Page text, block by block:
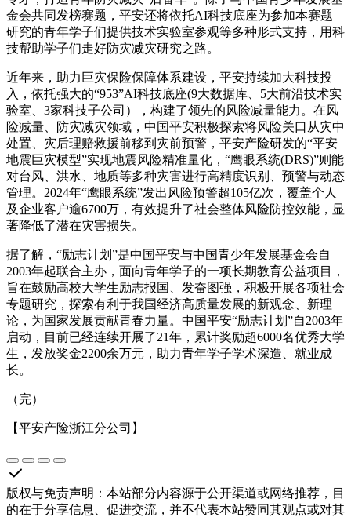
金会共同发榜赛题，平安还将依托AI科技底座为参加本赛题
研究的青年学子们提供技术实验室参观等多种形式支持，用科
技帮助学子们走好防灾减灾研究之路。
近年来，助力巨灾保险保障体系建设，平安持续加大科技投
入，依托强大的“953”AI科技底座(9大数据库、5大前沿技术实
验室、3家科技子公司），构建了领先的风险减量能力。在风
险减量、防灾减灾领域，中国平安积极探索将风险关口从灾中
处置、灾后理赔救援前移到灾前预警，平安产险研发的“平安
地震巨灾模型”实现地震风险精准量化，“鹰眼系统(DRS)”则能
对台风、洪水、地质等多种灾害进行高精度识别、预警与动态
管理。2024年“鹰眼系统”发出风险预警超105亿次，覆盖个人
及企业客户逾6700万，有效提升了社会整体风险防控效能，显
著降低了潜在灾害损失。
据了解，“励志计划”是中国平安与中国青少年发展基金会自
2003年起联合主办，面向青年学子的一项长期教育公益项目，
旨在鼓励高校大学生励志报国、发奋图强，积极开展各项社会
专题研究，探索有利于我国经济高质量发展的新观念、新理
论，为国家发展贡献青春力量。中国平安“励志计划”自2003年
启动，目前已经连续开展了21年，累计奖励超6000名优秀大学
生，发放奖金2200余万元，助力青年学子学术深造、就业成
长。
（完）
【平安产险浙江分公司】
版权与免责声明 ： 本站部分内容源于公开渠道或网络推荐，目
的在于分享信息、促进交流，并不代表本站赞同其观点或对其